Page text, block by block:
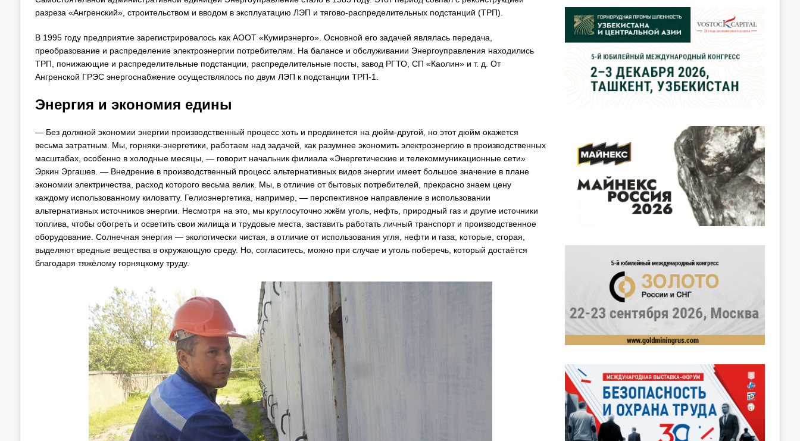
разреза «Ангренский», строительством и вводом в эксплуатацию ЛЭП и тягово-распределительных подстанций (ТРП).
В 1995 году предприятие зарегистрировалось как АООТ «Кумирэнерго». Основной его задачей являлась передача,
преобразование и распределение электроэнергии потребителям. На балансе и обслуживании Энергоуправления находились
ТРП, понижающие и распределительные подстанции, распределительные посты, завод РГТО, СП «Каолин» и т. д. От
Ангренской ГРЭС энергоснабжение осуществлялось по двум ЛЭП к подстанции ТРП-1.
Энергия и экономия едины
— Без должной экономии энергии производственный процесс хоть и продвинется на дюйм-другой, но этот дюйм окажется
весьма затратным. Мы, горняки-энергетики, работаем над задачей, как разумнее экономить электроэнергию в производственных
масштабах, особенно в холодные месяцы, — говорит начальник филиала «Энергетические и телекоммуникационные сети»
Эркин Эргашев. — Внедрение в производственный процесс альтернативных видов энергии имеет большое значение в плане
экономии электричества, расход которого весьма велик. Мы, в отличие от бытовых потребителей, прекрасно знаем цену
каждому использованному киловатту. Гелиоэнергетика, например, — перспективное направление в использовании
альтернативных источников энергии. Несмотря на это, мы круглосуточно жжём уголь, нефть, природный газ и другие источники
топлива, чтобы обогреть и осветить свои жилища и трудовые места, заставить работать личный транспорт и производственное
оборудование. Солнечная энергия — экологически чистая, в отличие от использования угля, нефти и газа, которые, сгорая,
выделяют вредные вещества в окружающую среду. Но, согласитесь, можно при случае и уголь поберечь, который достаётся
благодаря тяжёлому горняцкому труду.